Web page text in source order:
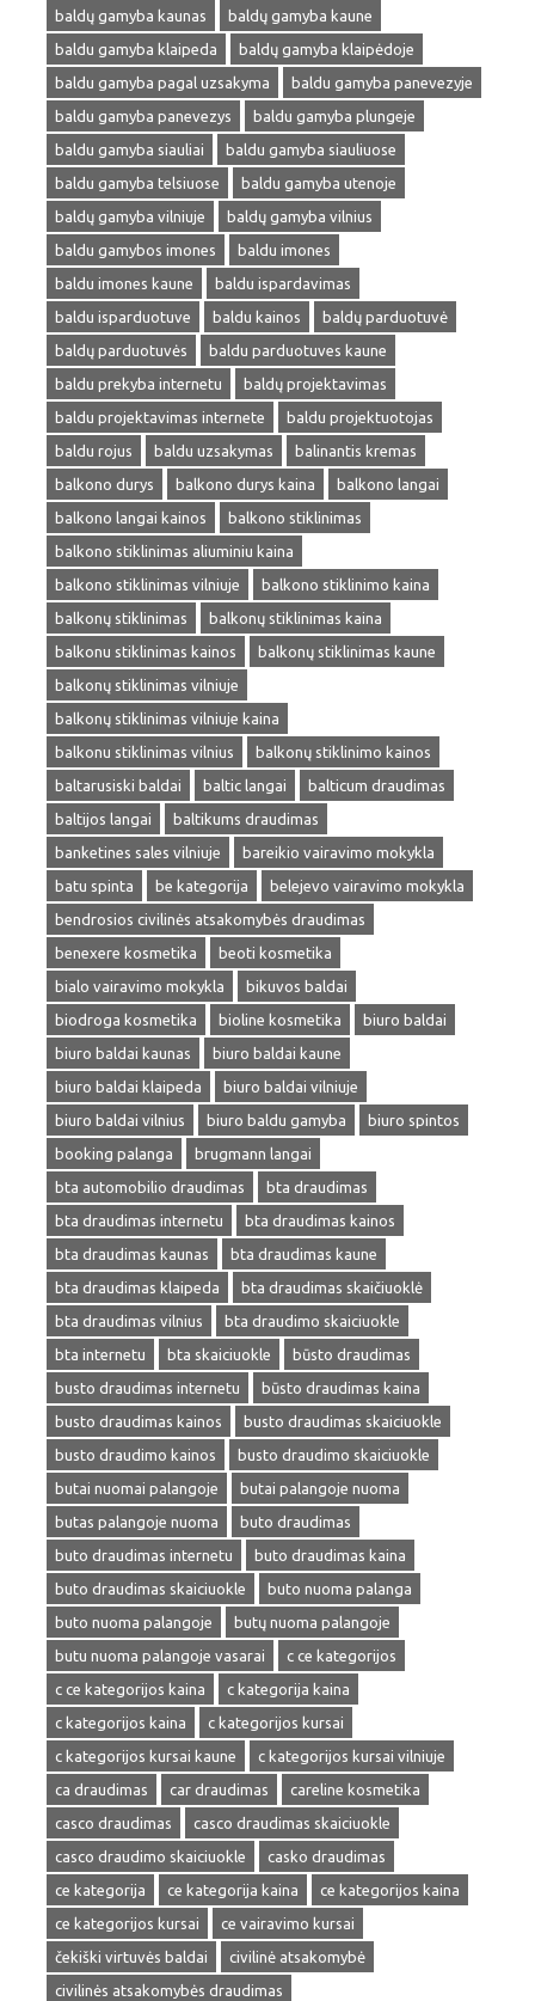
baldų gamyba kaunas
baldų gamyba kaune
baldu gamyba klaipeda
baldų gamyba klaipėdoje
baldu gamyba pagal uzsakyma
baldu gamyba panevezyje
baldu gamyba panevezys
baldu gamyba plungeje
baldu gamyba siauliai
baldu gamyba siauliuose
baldu gamyba telsiuose
baldu gamyba utenoje
baldų gamyba vilniuje
baldų gamyba vilnius
baldu gamybos imones
baldu imones
baldu imones kaune
baldu ispardavimas
baldu isparduotuve
baldu kainos
baldų parduotuvė
baldų parduotuvės
baldu parduotuves kaune
baldu prekyba internetu
baldų projektavimas
baldu projektavimas internete
baldu projektuotojas
baldu rojus
baldu uzsakymas
balinantis kremas
balkono durys
balkono durys kaina
balkono langai
balkono langai kainos
balkono stiklinimas
balkono stiklinimas aliuminiu kaina
balkono stiklinimas vilniuje
balkono stiklinimo kaina
balkonų stiklinimas
balkonų stiklinimas kaina
balkonu stiklinimas kainos
balkonų stiklinimas kaune
balkonų stiklinimas vilniuje
balkonų stiklinimas vilniuje kaina
balkonu stiklinimas vilnius
balkonų stiklinimo kainos
baltarusiski baldai
baltic langai
balticum draudimas
baltijos langai
baltikums draudimas
banketines sales vilniuje
bareikio vairavimo mokykla
batu spinta
be kategorija
belejevo vairavimo mokykla
bendrosios civilinės atsakomybės draudimas
benexere kosmetika
beoti kosmetika
bialo vairavimo mokykla
bikuvos baldai
biodroga kosmetika
bioline kosmetika
biuro baldai
biuro baldai kaunas
biuro baldai kaune
biuro baldai klaipeda
biuro baldai vilniuje
biuro baldai vilnius
biuro baldu gamyba
biuro spintos
booking palanga
brugmann langai
bta automobilio draudimas
bta draudimas
bta draudimas internetu
bta draudimas kainos
bta draudimas kaunas
bta draudimas kaune
bta draudimas klaipeda
bta draudimas skaičiuoklė
bta draudimas vilnius
bta draudimo skaiciuokle
bta internetu
bta skaiciuokle
būsto draudimas
busto draudimas internetu
būsto draudimas kaina
busto draudimas kainos
busto draudimas skaiciuokle
busto draudimo kainos
busto draudimo skaiciuokle
butai nuomai palangoje
butai palangoje nuoma
butas palangoje nuoma
buto draudimas
buto draudimas internetu
buto draudimas kaina
buto draudimas skaiciuokle
buto nuoma palanga
buto nuoma palangoje
butų nuoma palangoje
butu nuoma palangoje vasarai
c ce kategorijos
c ce kategorijos kaina
c kategorija kaina
c kategorijos kaina
c kategorijos kursai
c kategorijos kursai kaune
c kategorijos kursai vilniuje
ca draudimas
car draudimas
careline kosmetika
casco draudimas
casco draudimas skaiciuokle
casco draudimo skaiciuokle
casko draudimas
ce kategorija
ce kategorija kaina
ce kategorijos kaina
ce kategorijos kursai
ce vairavimo kursai
čekiški virtuvės baldai
civilinė atsakomybė
civilinės atsakomybės draudimas